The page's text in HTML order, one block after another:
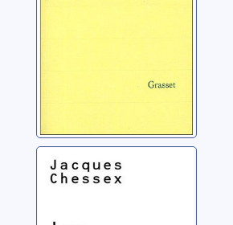
Les têtes:
[portraits]